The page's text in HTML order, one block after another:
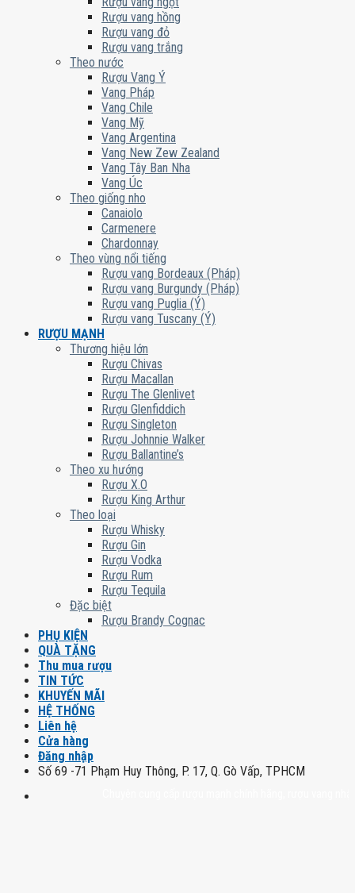
Rượu vang hồng
Rượu vang đỏ
Rượu vang trắng
Theo nước
Rượu Vang Ý
Vang Pháp
Vang Chile
Vang Mỹ
Vang Argentina
Vang New Zew Zealand
Vang Tây Ban Nha
Vang Úc
Theo giống nho
Canaiolo
Carmenere
Chardonnay
Theo vùng nổi tiếng
Rượu vang Bordeaux (Pháp)
Rượu vang Burgundy (Pháp)
Rượu vang Puglia (Ý)
Rượu vang Tuscany (Ý)
RƯỢU MẠNH
Thương hiệu lớn
Rượu Chivas
Rượu Macallan
Rượu The Glenlivet
Rượu Glenfiddich
Rượu Singleton
Rượu Johnnie Walker
Rượu Ballantine’s
Theo xu hướng
Rượu X.O
Rượu King Arthur
Theo loại
Rượu Whisky
Rượu Gin
Rượu Vodka
Rượu Rum
Rượu Tequila
Đặc biệt
Rượu Brandy Cognac
PHỤ KIỆN
QUÀ TẶNG
Thu mua rượu
TIN TỨC
KHUYẾN MÃI
HỆ THỐNG
Liên hệ
Cửa hàng
Đăng nhập
Số 69 -71 Phạm Huy Thông, P. 17, Q. Gò Vấp, TPHCM